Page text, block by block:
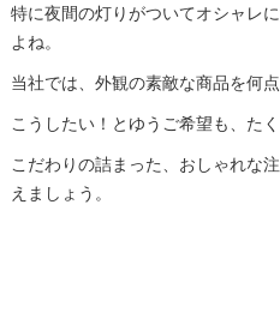
特に夜間の灯りがついてオシャレ
よね。
当社では、外観の素敵な商品を何
こうしたい！とゆうご希望も、た
こだわりの詰まった、おしゃれな
えましょう。